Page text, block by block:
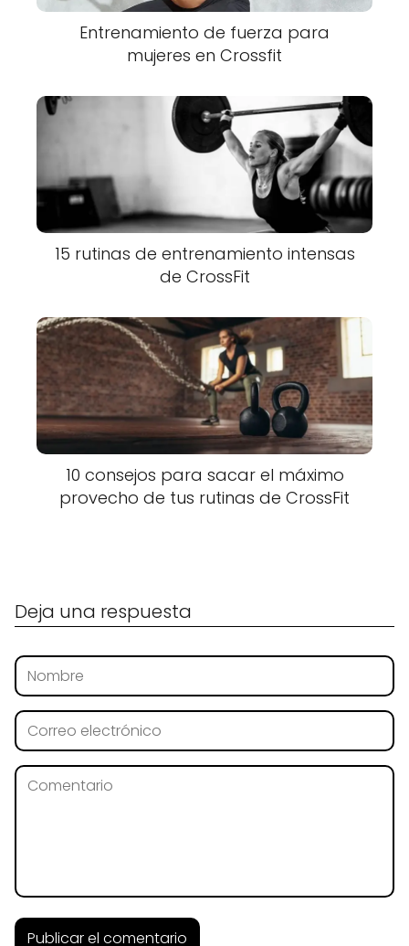
Entrenamiento de fuerza para
mujeres en Crossfit
15 rutinas de entrenamiento intensas
de CrossFit
10 consejos para sacar el máximo
provecho de tus rutinas de CrossFit
Deja una respuesta